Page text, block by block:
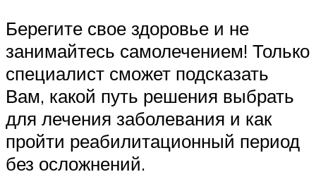
Берегите свое здоровье и не
занимайтесь самолечением! Только
специалист сможет подсказать
Вам, какой путь решения выбрать
для лечения заболевания и как
пройти реабилитационный период
без осложнений.